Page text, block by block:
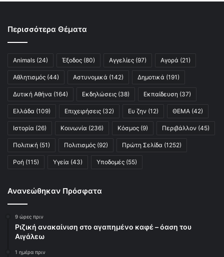
Περισσότερα Θέματα
Animals (24) Έξοδος (80) Αγγελίες (97) Αγορά (21)
Αθλητισμός (44) Αστυνομικά (142) Δημοτικά (191)
Δυτική Αθήνα (164) Εκδηλώσεις (38) Εκπαίδευση (37)
Ελλάδα (109) Επιχειρήσεις (32) Ευ ζην (12) ΘΕΜΑ (42)
Ιστορία (26) Κοινωνία (236) Κόσμος (9) Περιβάλλον (45)
Πολιτική (51) Πολιτισμός (92) Πρώτη Σελίδα (1252)
Ροή (115) Υγεία (43) Υποδομές (55)
Ανανεώθηκαν Πρόσφατα
9 ώρες πριν
Ριζική ανακαίνιση στο αγαπημένο καφέ – όαση του
Αιγάλεω
1 ημέρα πριν